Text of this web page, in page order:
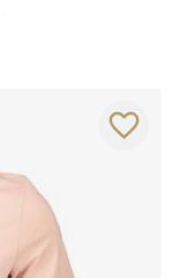
favorite_border